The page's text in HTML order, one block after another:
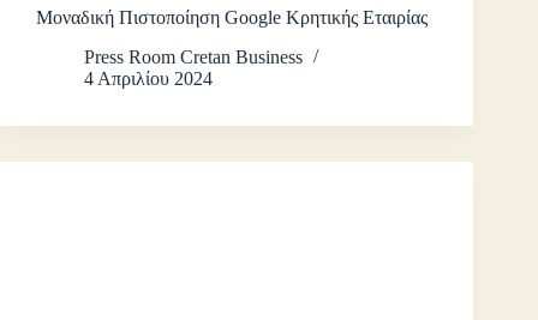
Μοναδική Πιστοποίηση Google Κρητικής Εταιρίας
Press Room Cretan Business
4 Απριλίου 2024